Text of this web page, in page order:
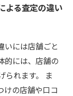
よる査定の違い
いには店舗ごと
的には、店舗の
られます。 ま
けの店舗や口コ